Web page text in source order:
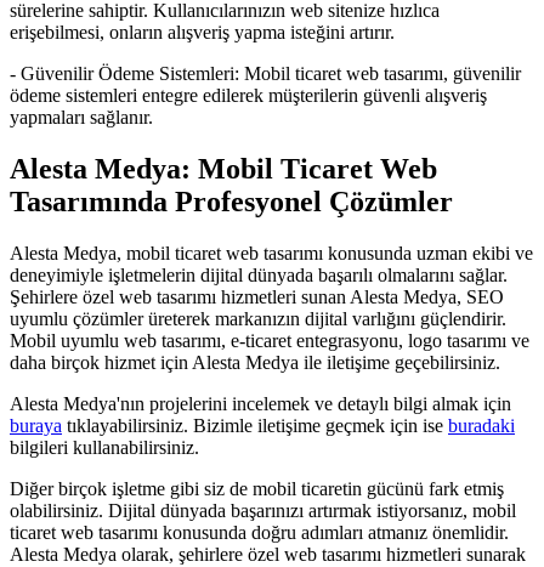
sürelerine sahiptir. Kullanıcılarınızın web sitenize hızlıca
erişebilmesi, onların alışveriş yapma isteğini artırır.
- Güvenilir Ödeme Sistemleri: Mobil ticaret web tasarımı, güvenilir
ödeme sistemleri entegre edilerek müşterilerin güvenli alışveriş
yapmaları sağlanır.
Alesta Medya: Mobil Ticaret Web
Tasarımında Profesyonel Çözümler
Alesta Medya, mobil ticaret web tasarımı konusunda uzman ekibi ve
deneyimiyle işletmelerin dijital dünyada başarılı olmalarını sağlar.
Şehirlere özel web tasarımı hizmetleri sunan Alesta Medya, SEO
uyumlu çözümler üreterek markanızın dijital varlığını güçlendirir.
Mobil uyumlu web tasarımı, e-ticaret entegrasyonu, logo tasarımı ve
daha birçok hizmet için Alesta Medya ile iletişime geçebilirsiniz.
Alesta Medya'nın projelerini incelemek ve detaylı bilgi almak için
buraya tıklayabilirsiniz. Bizimle iletişime geçmek için ise buradaki
bilgileri kullanabilirsiniz.
Diğer birçok işletme gibi siz de mobil ticaretin gücünü fark etmiş
olabilirsiniz. Dijital dünyada başarınızı artırmak istiyorsanız, mobil
ticaret web tasarımı konusunda doğru adımları atmanız önemlidir.
Alesta Medya olarak, şehirlere özel web tasarımı hizmetleri sunarak